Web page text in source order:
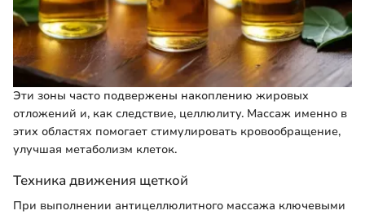
Эти зоны часто подвержены накоплению жировых
отложений и, как следствие, целлюлиту. Массаж именно в
этих областях помогает стимулировать кровообращение,
улучшая метаболизм клеток.
Техника движения щеткой
При выполнении антицеллюлитного массажа ключевыми